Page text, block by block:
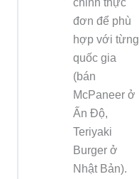
đơn để phù
hợp với từng
quốc gia
(bán
McPaneer ở
Ấn Độ,
Teriyaki
Burger ở
Nhật Bản).